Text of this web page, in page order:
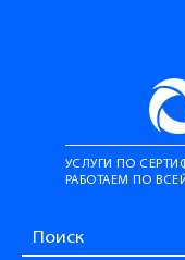
УСЛУГИ ПО
РАБОТАЕМ ПО